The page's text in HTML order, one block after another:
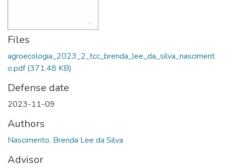
Files
agroecologia_2023_2_tcc_brenda_lee_da_silva_nasciment
o.pdf(371.48 KB)
Defense date
2023-11-09
Authors
Nascimento, Brenda Lee da Silva
Advisor